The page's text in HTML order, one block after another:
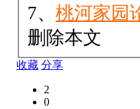
7、 桃河家园
删除本文
收藏 分享
2
0